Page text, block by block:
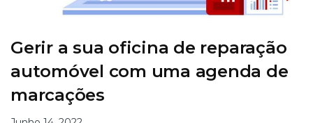
Gerir a sua oficina de reparação
automóvel com uma agenda de
marcações